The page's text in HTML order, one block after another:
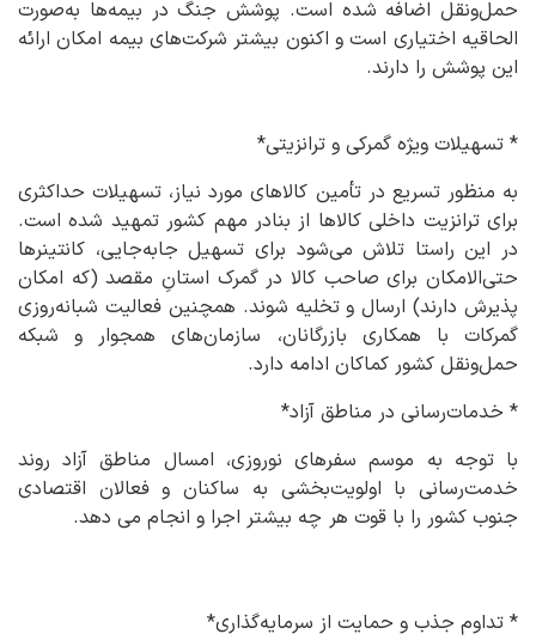
حمل‌ونقل اضافه شده است. پوشش جنگ در بیمه‌ها به‌صورت
الحاقیه اختیاری است و اکنون بیشتر شرکت‌های بیمه امکان ارائه
این پوشش را دارند.
* تسهیلات ویژه گمرکی و ترانزیتی*
به منظور تسریع در تأمین کالاهای مورد نیاز، تسهیلات حداکثری
برای ترانزیت داخلی کالاها از بنادر مهم کشور تمهید شده است.
در این راستا تلاش می‌شود برای تسهیل جابه‌جایی، کانتینرها
حتی‌الامکان برای صاحب کالا در گمرک استانِ مقصد (که امکان
پذیرش دارند) ارسال و تخلیه شوند. همچنین فعالیت شبانه‌روزی
گمرکات با همکاری بازرگانان، سازمان‌های همجوار و شبکه
حمل‌ونقل کشور کماکان ادامه دارد.
* خدمات‌رسانی در مناطق آزاد*
با توجه به موسم سفرهای نوروزی، امسال مناطق آزاد روند
خدمت‌رسانی با اولویت‌بخشی به ساکنان و فعالان اقتصادی
جنوب کشور را با قوت هر چه بیشتر اجرا و انجام می دهد.
* تداوم جذب و حمایت از سرمایه‌گذاری*